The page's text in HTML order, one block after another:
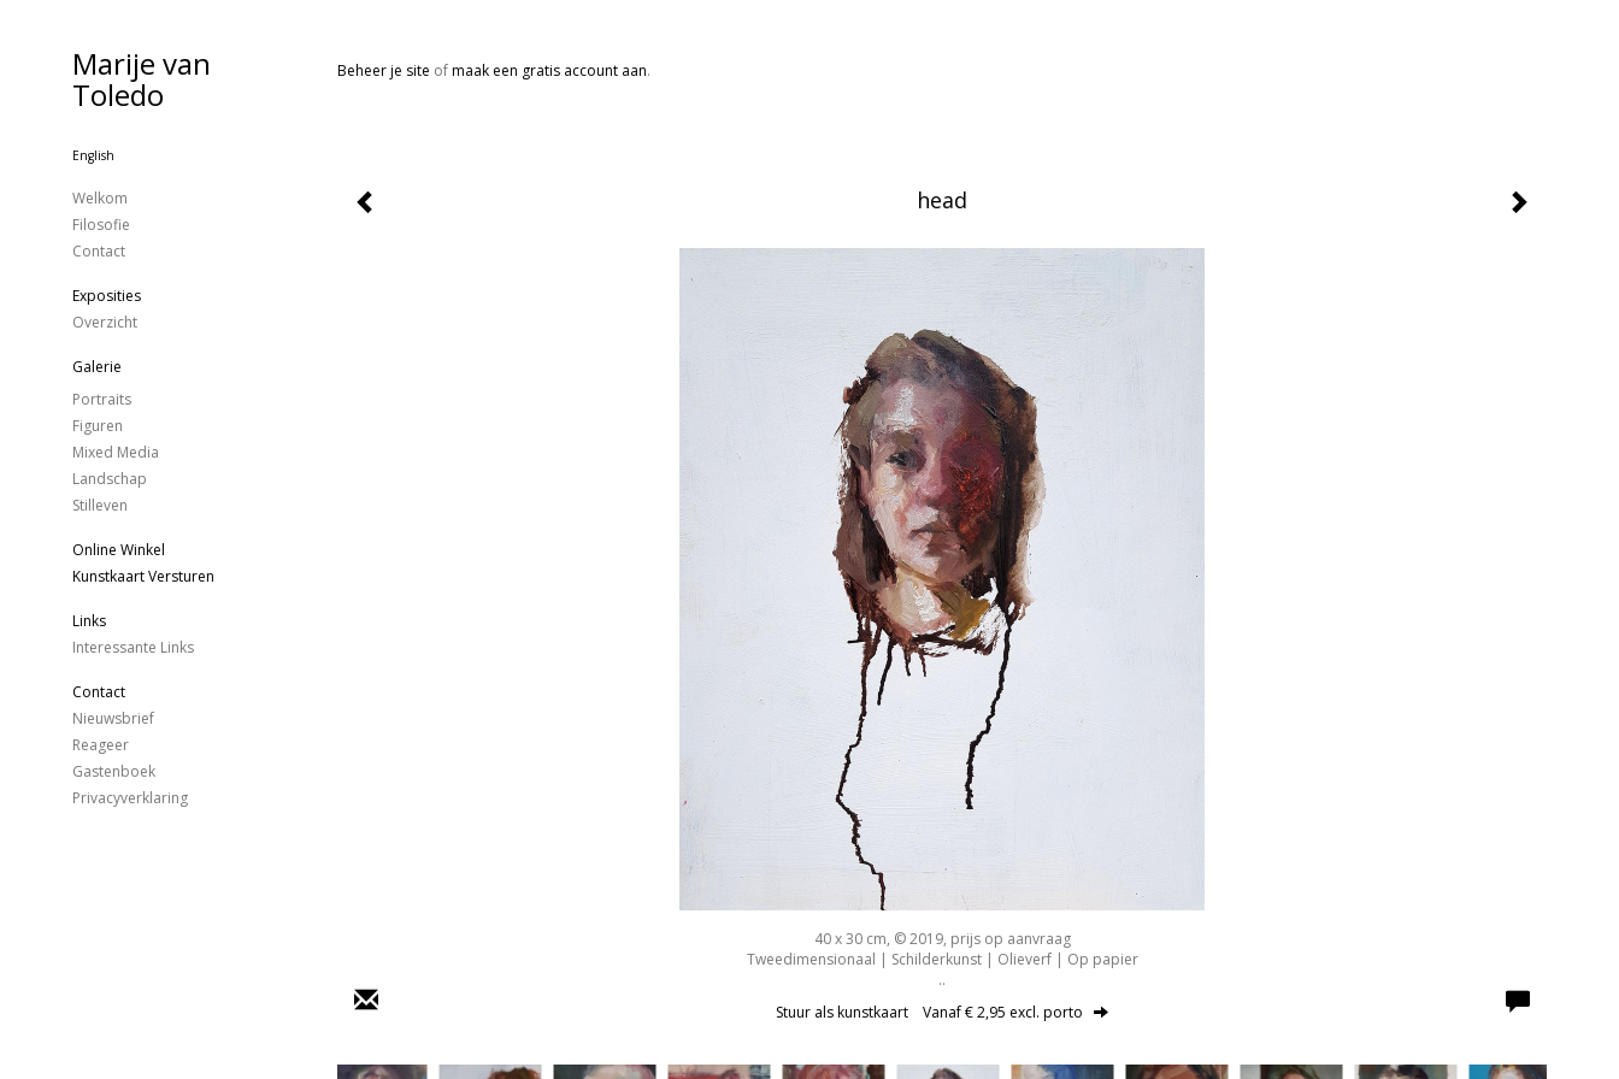
Beheer je site ofmaak een gratis account aan.
head
40 x 30 cm, © 2019, prijs op aanvraag
Tweedimensionaal | Schilderkunst | Olieverf | Op papier
..
Stuur als kunstkaart Vanaf € 2,95 excl. porto
Marije van
Toledo
English
Welkom
Filosofie
Contact
Exposities
Overzicht
Galerie
Portraits
Figuren
Mixed Media
Landschap
Stilleven
Online Winkel
Kunstkaart Versturen
Links
Interessante Links
Contact
Nieuwsbrief
Reageer
Gastenboek
Privacyverklaring